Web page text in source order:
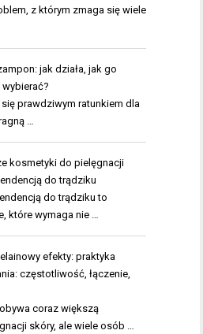
z którym zmaga się wiele
jak działa, jak go
wybierać?
prawdziwym ratunkiem dla
…
kosmetyki do pielęgnacji
do trądziku
do trądziku to
które wymaga nie …
efekty: praktyka
częstotliwość, łączenie,
coraz większą
skóry, ale wiele osób …